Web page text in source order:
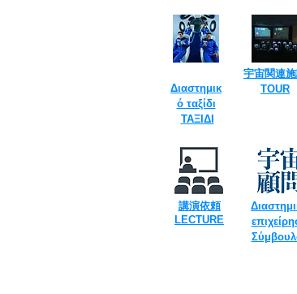
Διαστημικ
ό ταξίδι
ΤΑΞΙΔΙ
宇宙関連
TOUR​
講演依頼
​LECTURE